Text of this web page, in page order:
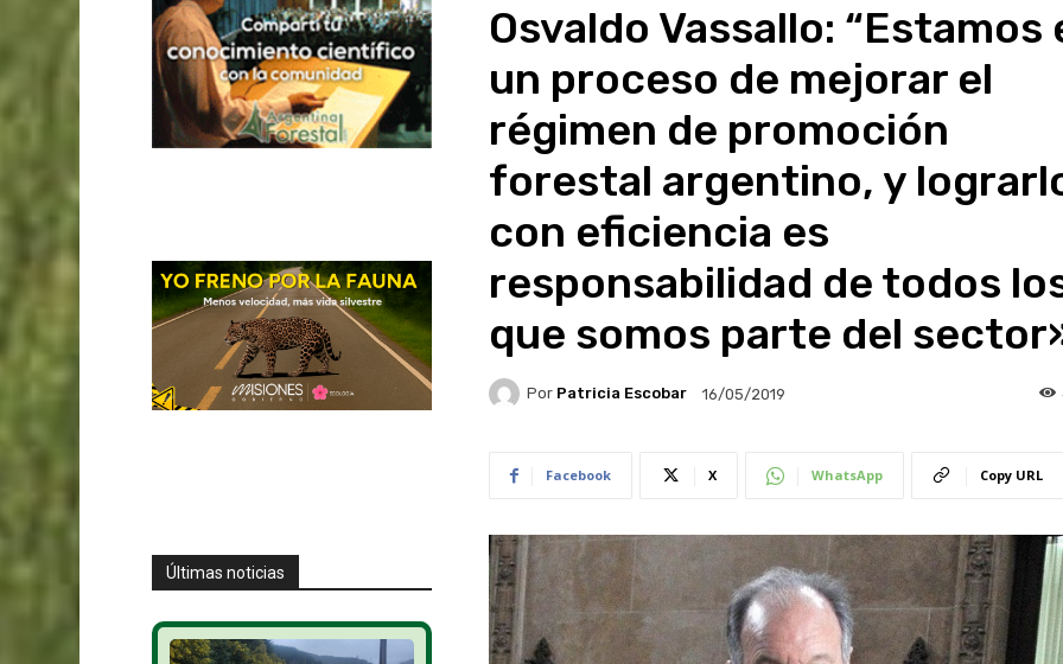
Últimas noticias
Osvaldo Vassallo: “Estamos
un proceso de mejorar el
régimen de promoción
forestal argentino, y
con eficiencia es
responsabilidad de todos
que somos parte del
Por Patricia Escobar 16/05/2019
Facebook X WhatsApp Copy URL